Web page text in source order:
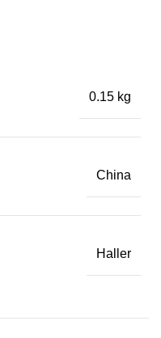
0.15 kg
China
Haller